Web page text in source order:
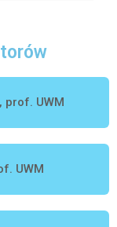
prof. UWM
UWM